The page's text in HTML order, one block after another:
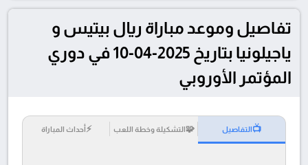
تفاصيل وموعد مباراة ريال بيتيس و
ياجيلونيا بتاريخ 2025-04-10 في دوري
المؤتمر الأوروبي
📺التفاصيل 🧩التشكيلة وخطة اللعب ⚡أحداث المباراة